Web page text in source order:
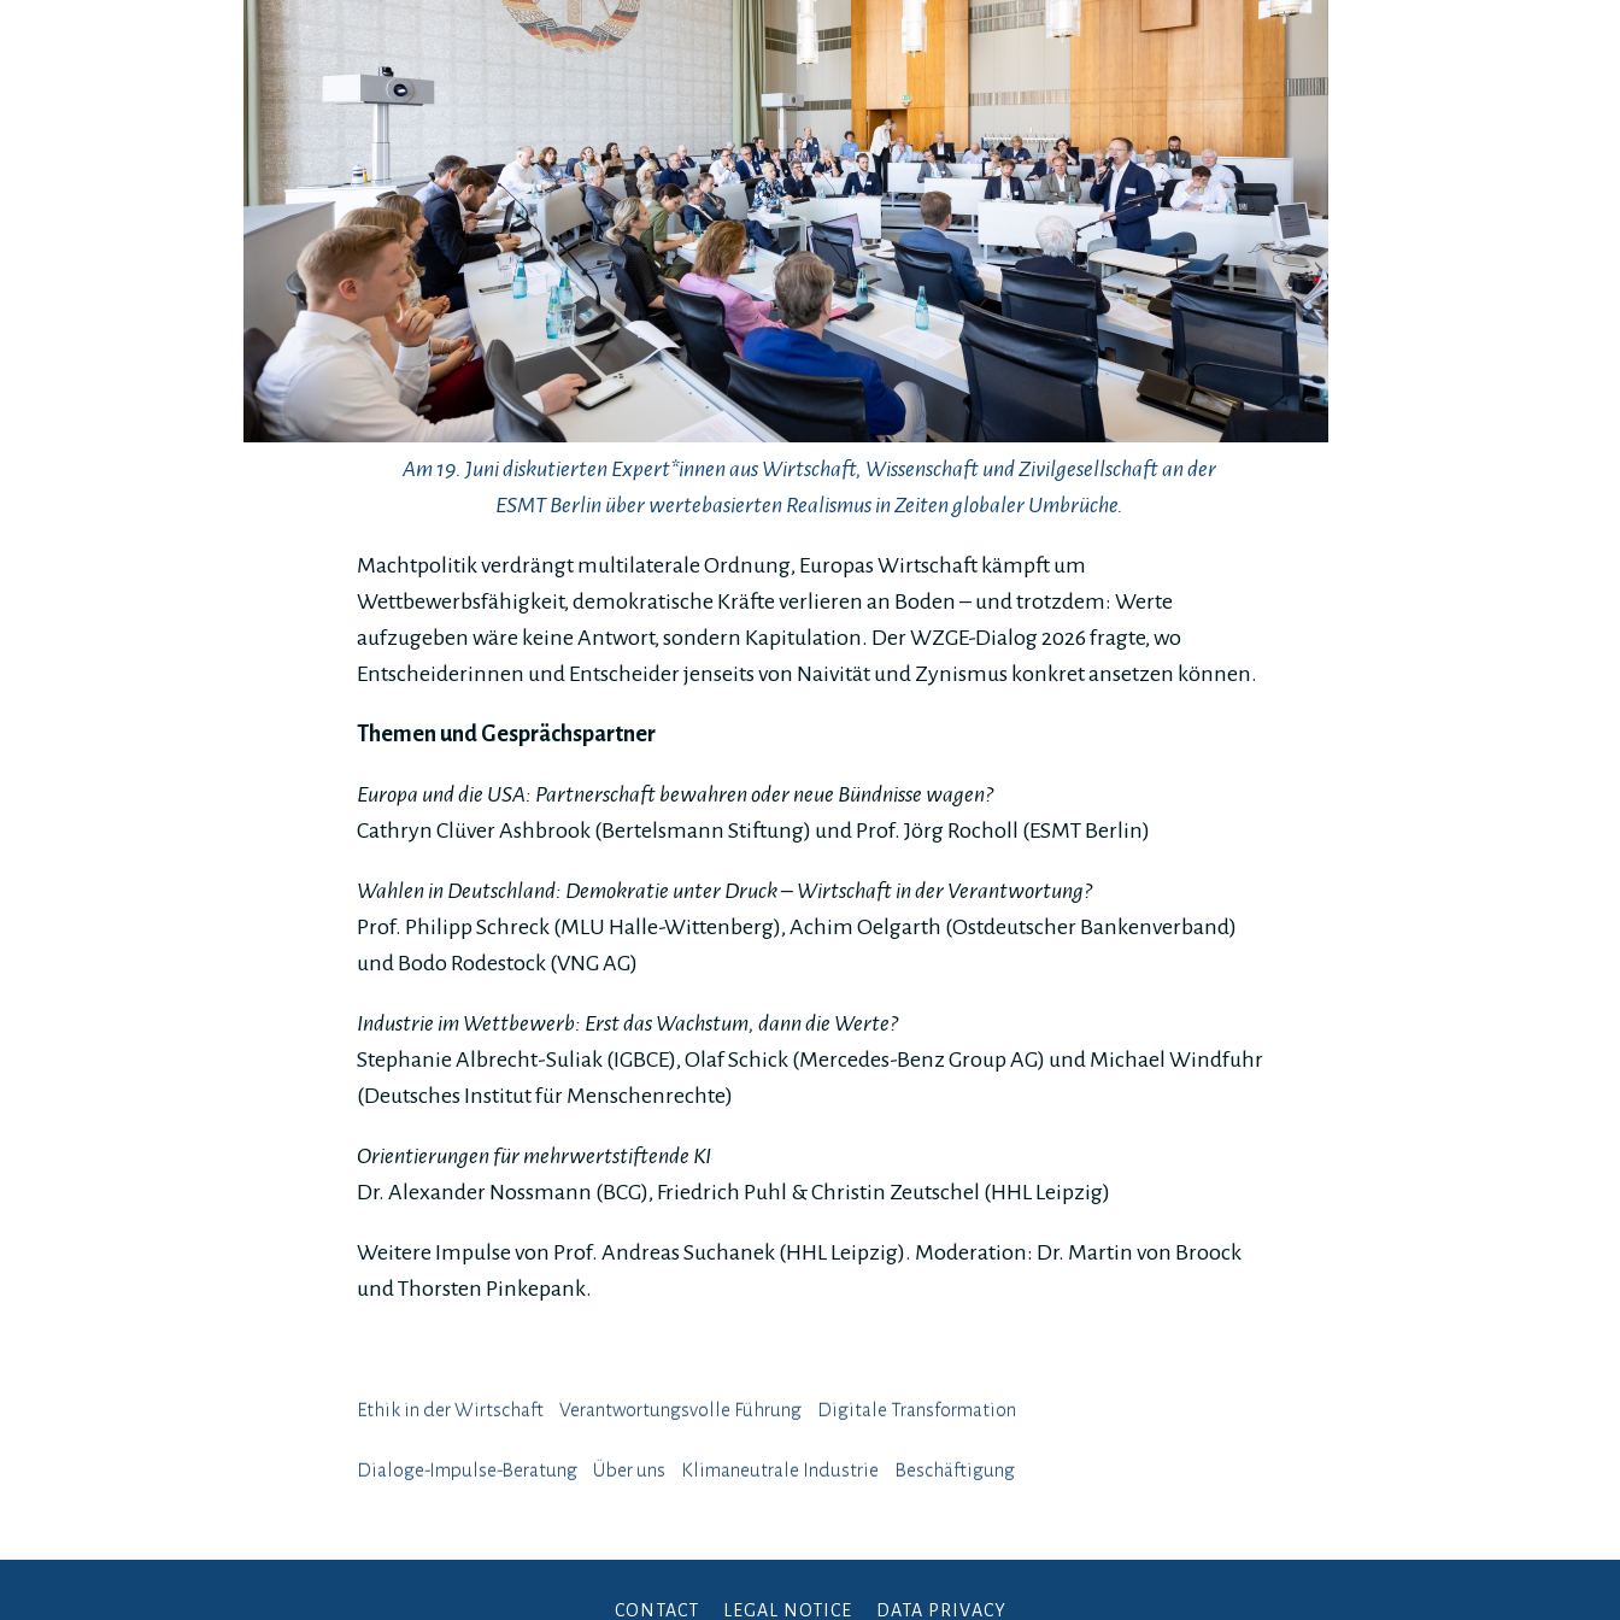
Am 19. Juni diskutierten Expert*innen aus Wirtschaft, Wissenschaft und Zivilgesellschaft an der
ESMT Berlin über wertebasierten Realismus in Zeiten globaler Umbrüche.
Machtpolitik verdrängt multilaterale Ordnung, Europas Wirtschaft kämpft um
Wettbewerbsfähigkeit, demokratische Kräfte verlieren an Boden – und trotzdem: Werte
aufzugeben wäre keine Antwort, sondern Kapitulation. Der WZGE-Dialog 2026 fragte, wo
Entscheiderinnen und Entscheider jenseits von Naivität und Zynismus konkret ansetzen können.
Themen und Gesprächspartner
Europa und die USA: Partnerschaft bewahren oder neue Bündnisse wagen?
Cathryn Clüver Ashbrook (Bertelsmann Stiftung) und Prof. Jörg Rocholl (ESMT Berlin)
Wahlen in Deutschland: Demokratie unter Druck – Wirtschaft in der Verantwortung?
Prof. Philipp Schreck (MLU Halle-Wittenberg), Achim Oelgarth (Ostdeutscher Bankenverband)
und Bodo Rodestock (VNG AG)
Industrie im Wettbewerb: Erst das Wachstum, dann die Werte?
Stephanie Albrecht-Suliak (IGBCE), Olaf Schick (Mercedes-Benz Group AG) und Michael Windfuhr
(Deutsches Institut für Menschenrechte)
Orientierungen für mehrwertstiftende KI
Dr. Alexander Nossmann (BCG), Friedrich Puhl & Christin Zeutschel (HHL Leipzig)
Weitere Impulse von Prof. Andreas Suchanek (HHL Leipzig). Moderation: Dr. Martin von Broock
und Thorsten Pinkepank.
Ethik in der Wirtschaft Verantwortungsvolle Führung Digitale Transformation
Dialoge-Impulse-Beratung Über uns Klimaneutrale Industrie Beschäftigung
CONTACT LEGAL NOTICE DATA PRIVACY